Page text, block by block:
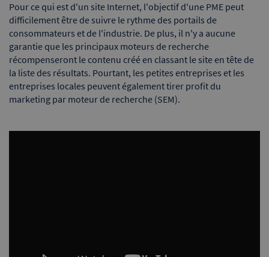
Pour ce qui est d'un site Internet, l'objectif d'une PME peut
difficilement être de suivre le rythme des portails de
consommateurs et de l'industrie. De plus, il n'y a aucune
garantie que les principaux moteurs de recherche
récompenseront le contenu créé en classant le site en tête de
la liste des résultats. Pourtant, les petites entreprises et les
entreprises locales peuvent également tirer profit du
marketing par moteur de recherche (SEM).